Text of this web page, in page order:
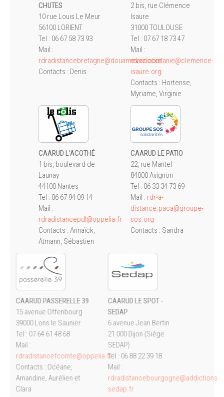
CHUTES
10 rue Louis Le Meur
56100 LORIENT
Tel : 06 67 58 73 93
Mail :
rdradistancebretagne@douarnevez.com
Contacts : Denis
2 bis, rue Clémence
Isaure
31000 TOULOUSE
Tel : 07 67 18 73 47
Mail :
rdradoccitanie@clemence-
isaure.org
Contacts : Hortense,
Myriame, Virginie
CAARUD L'ACOTHÉ
1 bis, boulevard de
Launay
44100 Nantes
Tel : 06 67 94 09 14
Mail :
rdradistancepdl@oppelia.fr
Contacts : Annaïck,
Atmann, Sébastien
CAARUD LE PATIO
22, rue Mantel
84000 Avignon
Tel : 06 33 34 73 69
Mail : rdr-a-
distance.paca@groupe-
sos.org
Contacts : Sandra
CAARUD PASSERELLE 39
15 avenue Offenbourg
39000 Lons le Saunier
Tel : 07 64 61 48 68
rdradistancefcomte@oppelia.fr
Contacts : Océane,
Amandine, Aurélien et
CAARUD LE SPOT -
6 avenue Jean Bertin
21 000 Dijon (Siège
Tel : 06 88 22 39 18
sedap.fr